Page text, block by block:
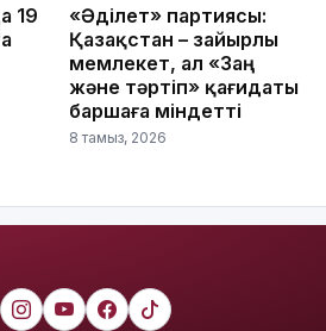
19
«Әділет» партиясы:
Қазақстан – зайырлы
мемлекет, ал «Заң
және тәртіп» қағидаты
баршаға міндетті
8 тамыз, 2026